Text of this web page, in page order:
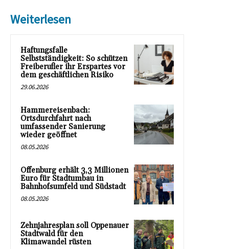
Weiterlesen
Haftungsfalle
Selbstständigkeit: So schützen
Freiberufler ihr Erspartes vor
dem geschäftlichen Risiko
29.06.2026
Hammereisenbach:
Ortsdurchfahrt nach
umfassender Sanierung
wieder geöffnet
08.05.2026
Offenburg erhält 3,3 Millionen
Euro für Stadtumbau in
Bahnhofsumfeld und Südstadt
08.05.2026
Zehnjahresplan soll Oppenauer
Stadtwald für den
Klimawandel rüsten